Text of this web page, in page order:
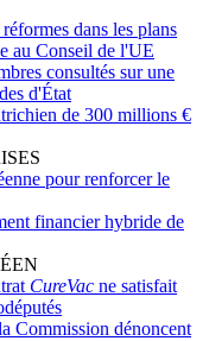
dans les plans
au Conseil de l'UE
consultés sur une
d'État
de 300 millions €
pour renforcer le
financier hybride de
CureVac ne satisfait
Commission dénoncent